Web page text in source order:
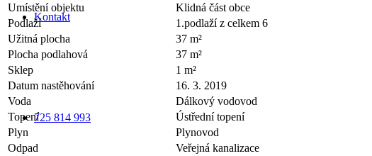
Kontakt
725 814 993
Umístění objektu
Klidná část obce
Podlaží
1.podlaží z celkem 6
Užitná plocha
37 m²
Plocha podlahová
37 m²
Sklep
1 m²
Datum nastěhování
16. 3. 2019
Voda
Dálkový vodovod
Topení
Ústřední topení
Plyn
Plynovod
Odpad
Veřejná kanalizace